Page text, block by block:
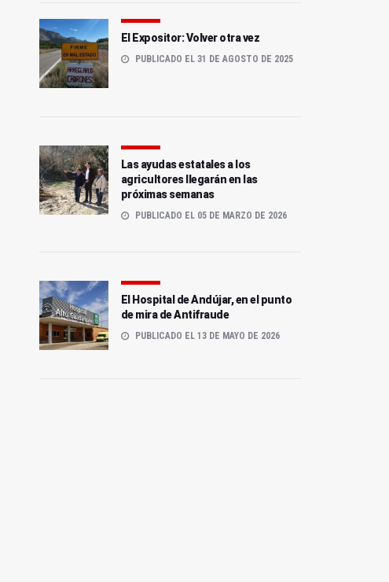
El Expositor: Volver otra vez
PUBLICADO EL 31 DE AGOSTO DE 2025
Las ayudas estatales a los
agricultores llegarán en las
próximas semanas
PUBLICADO EL 05 DE MARZO DE 2026
El Hospital de Andújar, en el punto
de mira de Antifraude
PUBLICADO EL 13 DE MAYO DE 2026